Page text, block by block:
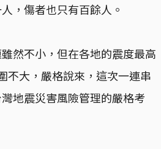
，傷者也只有百餘人。
然不小，但在各地的震度最高
不大，嚴格說來，這次一連串
地震災害風險管理的嚴格考